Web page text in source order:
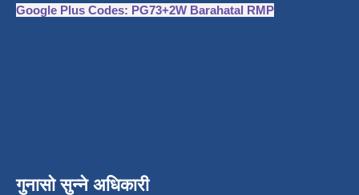
Google Plus Codes: PG73+2W Barahatal RMP
गुनासो सुन्ने अधिकारी